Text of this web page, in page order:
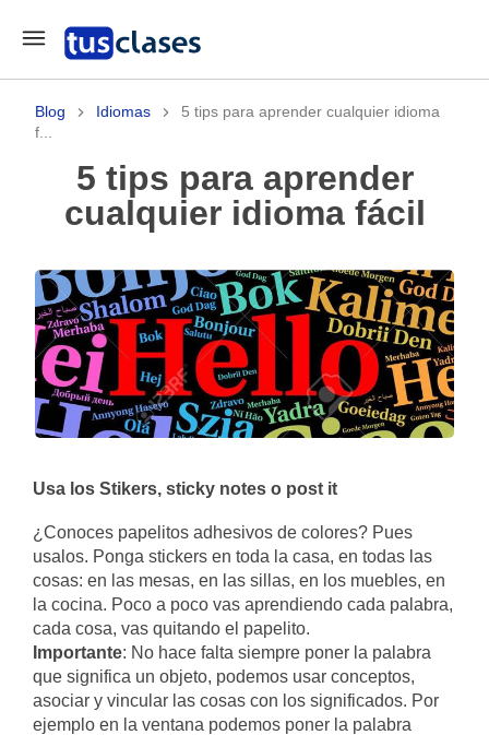
Blog Idiomas
5 tips para aprender cualquier idioma
f...
5 tips para aprender
cualquier idioma fácil
Usa los Stikers, sticky notes o post it
¿Conoces papelitos adhesivos de colores? Pues
usalos. Ponga stickers en toda la casa, en todas las
cosas: en las mesas, en las sillas, en los muebles, en
la cocina. Poco a poco vas aprendiendo cada palabra,
cada cosa, vas quitando el papelito.
Importante: No hace falta siempre poner la palabra
que significa un objeto, podemos usar conceptos,
asociar y vincular las cosas con los significados. Por
ejemplo en la ventana podemos poner la palabra